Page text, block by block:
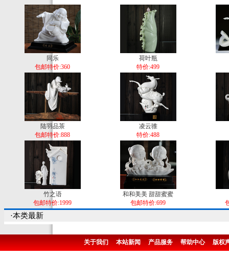
同乐
包邮特价:360
荷叶瓶
特价:499
陆羽品茶
包邮特价:888
凌云骓
特价:488
竹之语
包邮特价:1999
和和美美 甜甜蜜蜜
包邮特价:699
·本类最新
关于我们 本站新闻 产品服务 帮助中心 版权